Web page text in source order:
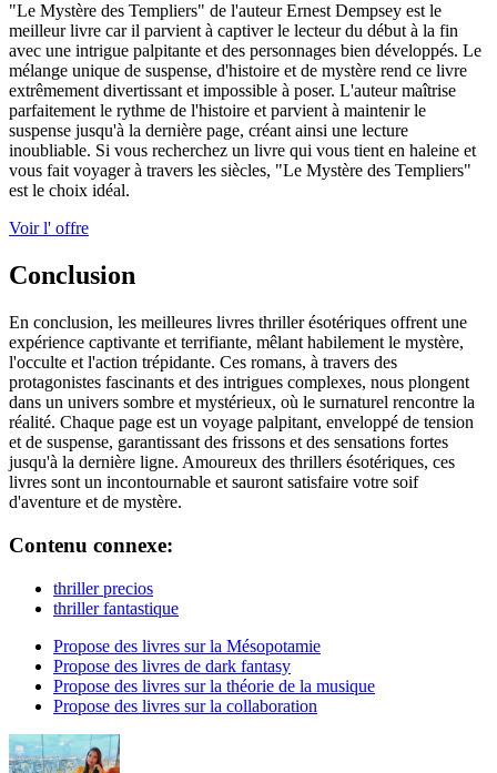
"Le Mystère des Templiers" de l'auteur Ernest Dempsey est le
meilleur livre car il parvient à captiver le lecteur du début à la fin
avec une intrigue palpitante et des personnages bien développés. Le
mélange unique de suspense, d'histoire et de mystère rend ce livre
extrêmement divertissant et impossible à poser. L'auteur maîtrise
parfaitement le rythme de l'histoire et parvient à maintenir le
suspense jusqu'à la dernière page, créant ainsi une lecture
inoubliable. Si vous recherchez un livre qui vous tient en haleine et
vous fait voyager à travers les siècles, "Le Mystère des Templiers"
est le choix idéal.
Voir l' offre
Conclusion
En conclusion, les meilleures livres thriller ésotériques offrent une
expérience captivante et terrifiante, mêlant habilement le mystère,
l'occulte et l'action trépidante. Ces romans, à travers des
protagonistes fascinants et des intrigues complexes, nous plongent
dans un univers sombre et mystérieux, où le surnaturel rencontre la
réalité. Chaque page est un voyage palpitant, enveloppé de tension
et de suspense, garantissant des frissons et des sensations fortes
jusqu'à la dernière ligne. Amoureux des thrillers ésotériques, ces
livres sont un incontournable et sauront satisfaire votre soif
d'aventure et de mystère.
Contenu connexe:
thriller precios
thriller fantastique
Propose des livres sur la Mésopotamie
Propose des livres de dark fantasy
Propose des livres sur la théorie de la musique
Propose des livres sur la collaboration